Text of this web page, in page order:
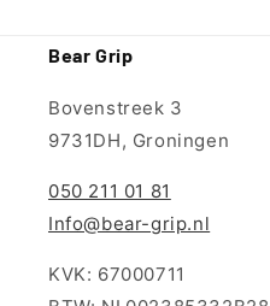
Bear Grip
Bovenstreek 3
9731DH, Groningen
050 211 01 81
Info@bear-grip.nl
KVK: 67000711